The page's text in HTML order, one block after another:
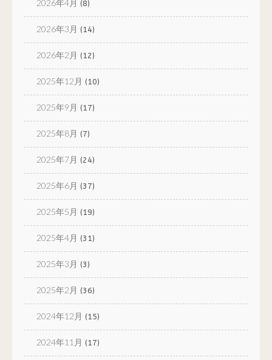
2026年4月 (8)
2026年3月 (14)
2026年2月 (12)
2025年12月 (10)
2025年9月 (17)
2025年8月 (7)
2025年7月 (24)
2025年6月 (37)
2025年5月 (19)
2025年4月 (31)
2025年3月 (3)
2025年2月 (36)
2024年12月 (15)
2024年11月 (17)